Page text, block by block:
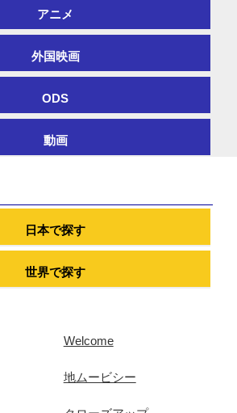
アニメ
外国映画
ODS
動画
日本で探す
世界で探す
Welcome
地ムービシー